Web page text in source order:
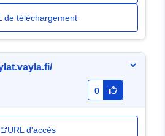
de téléchargement
0
URL d'accès